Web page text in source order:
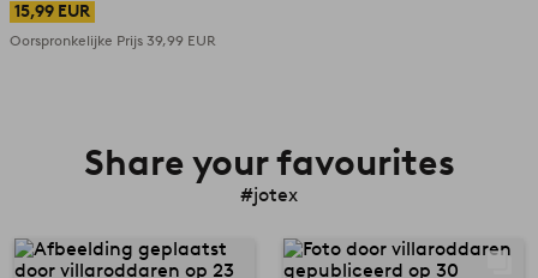
15,99 EUR
Oorspronkelijke Prijs 39,99 EUR
Share your favourites
#jotex